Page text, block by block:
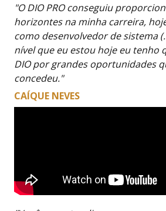
"O DIO PRO conseguiu
horizontes na minha carreira,
como desenvolvedor de sistema
nível que eu estou hoje eu tenho
DIO por grandes oportunidades
concedeu."
CAÍQUE NEVES